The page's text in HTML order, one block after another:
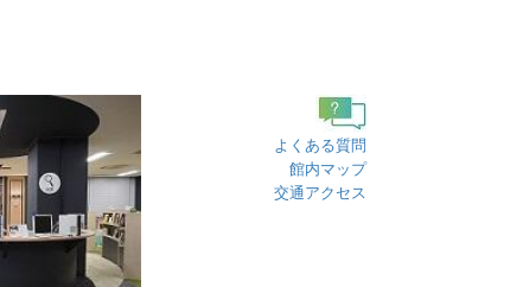
よくある質問
館内マップ
交通アクセス